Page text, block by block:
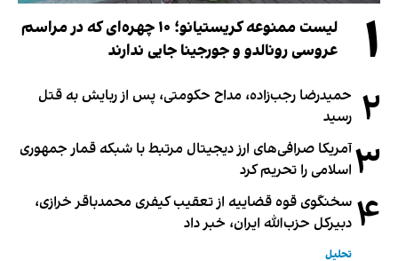
۱
لیست ممنوعه کریستیانو؛ ۱۰ چهره‌ای که در مراسم
عروسی رونالدو و جورجینا جایی ندارند
۲ حمیدرضا رجب‌زاده، مداح حکومتی، پس از ربایش به قتل
رسید
۳آمریکا صرافی‌های ارز دیجیتال مرتبط با شبکه قمار جمهوری
اسلامی را تحریم کرد
۴ سخنگوی قوه قضاییه از تعقیب کیفری محمدباقر خرازی،
دبیر‌کل حزب‌الله ایران، خبر داد
تحلیل